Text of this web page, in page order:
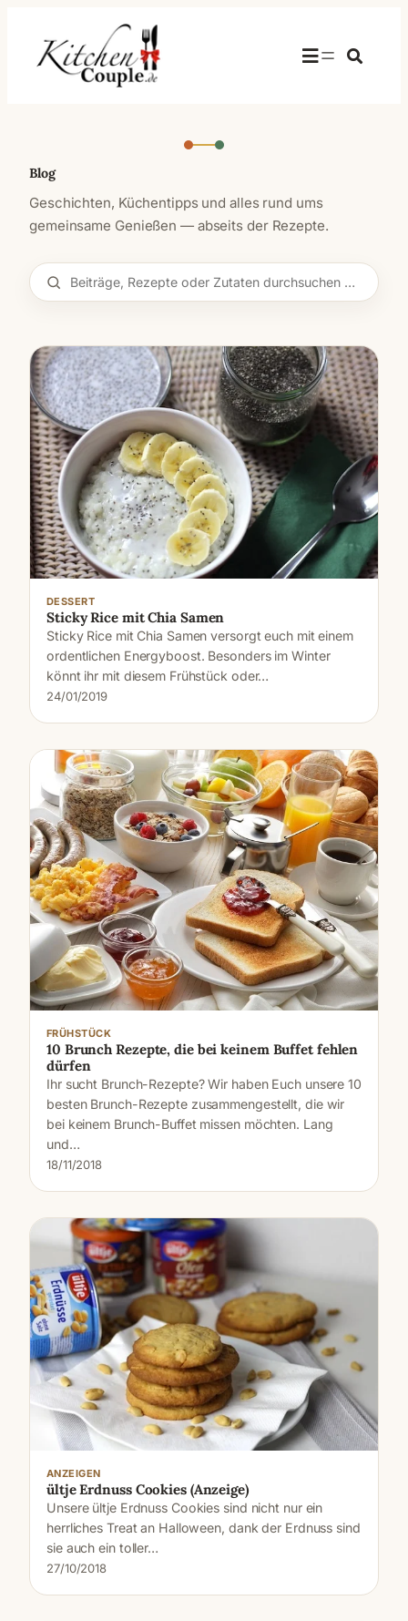
Suche
Blog
Geschichten, Küchentipps und alles rund ums
gemeinsame Genießen — abseits der Rezepte.
Beiträge,
Rezepte
durchsuchen
DESSERT
Sticky Rice mit Chia Samen
Sticky Rice mit Chia Samen versorgt euch mit einem
ordentlichen Energyboost. Besonders im Winter
könnt ihr mit diesem Frühstück oder…
24/01/2019
FRÜHSTÜCK
10 Brunch Rezepte, die bei keinem Buffet fehlen
dürfen
Ihr sucht Brunch-Rezepte? Wir haben Euch unsere 10
besten Brunch-Rezepte zusammengestellt, die wir
bei keinem Brunch-Buffet missen möchten. Lang
und…
18/11/2018
ANZEIGEN
ültje Erdnuss Cookies (Anzeige)
Unsere ültje Erdnuss Cookies sind nicht nur ein
herrliches Treat an Halloween, dank der Erdnuss sind
sie auch ein toller…
27/10/2018